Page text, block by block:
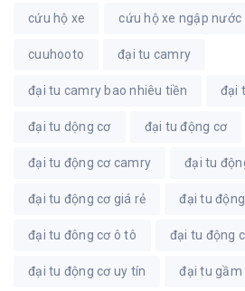
cứu hộ xe cứu hộ xe ngập nước
cuuhooto đại tu camry
đại tu camry bao nhiêu tiền đại
đại tu dộng cơ đại tu động cơ
đại tu động cơ camry đại tu
đại tu động cơ giá rẻ đại tu
đại tu đông cơ ô tô đại tu động
đại tu động cơ uy tín đại tu gầm